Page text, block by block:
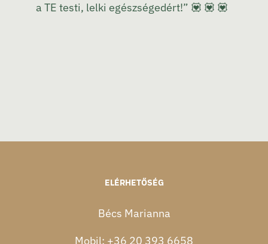
a TE testi, lelki egészségedért!” 💟 💟 💟
ELÉRHETŐSÉG
Bécs Marianna
Mobil: +36 20 393 6658